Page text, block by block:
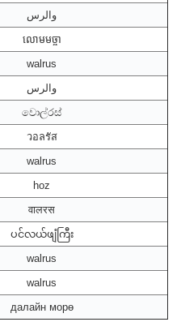
والرس
លោមមច្ចា
walrus
والرس
වොල්රස්
วอลรัส
walrus
hoz
वालरस
ပင်လယ်ဖျံကြီး
walrus
walrus
далайн морө